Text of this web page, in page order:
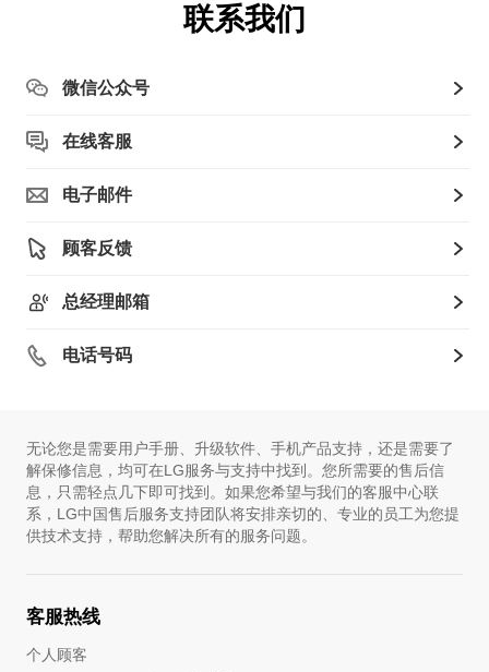
联系我们
微信公众号
在线客服
电子邮件
顾客反馈
总经理邮箱
电话号码
无论您是需要用户手册、升级软件、手机产品支持，还是需要了
解保修信息，均可在LG服务与支持中找到。您所需要的售后信
息，只需轻点几下即可找到。如果您希望与我们的客服中心联
系，LG中国售后服务支持团队将安排亲切的、专业的员工为您提
供技术支持，帮助您解决所有的服务问题。
客服热线
个人顾客